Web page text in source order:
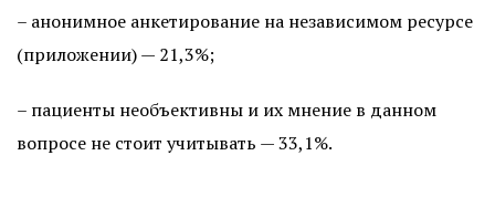
– анонимное анкетирование на независимом ресурсе
(приложении) — 21,3%;
– пациенты необъективны и их мнение в данном
вопросе не стоит учитывать — 33,1%.